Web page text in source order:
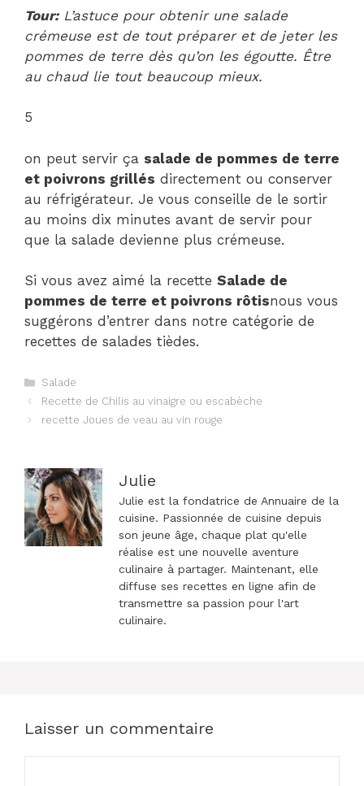
Tour:L’astuce pour obtenir une salade
crémeuse est de tout préparer et de jeter les
pommes de terre dès qu’on les égoutte. Être
au chaud lie tout beaucoup mieux.
5
on peut servir ça salade de pommes de terre
et poivrons grillés directement ou conserver
au réfrigérateur. Je vous conseille de le sortir
au moins dix minutes avant de servir pour
que la salade devienne plus crémeuse.
Si vous avez aimé la recette Salade de
pommes de terre et poivrons rôtisnous vous
suggérons d’entrer dans notre catégorie de
recettes de salades tièdes.
Catégories
Salade
Navigation
des
Recette de Chilis au vinaigre ou escabèche
recette Joues de veau au vin rouge
Julie
Julie est la fondatrice de Annuaire de la
cuisine. Passionnée de cuisine depuis
son jeune âge, chaque plat qu'elle
réalise est une nouvelle aventure
culinaire à partager. Maintenant, elle
diffuse ses recettes en ligne afin de
transmettre sa passion pour l'art
culinaire.
Laisser un commentaire